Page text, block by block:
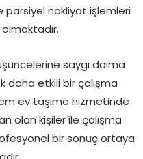
nakliyat işlemleri
saygı daima
daha etkili bir çalışma
ev taşıma hizmetinde
olan kişiler ile çalışma
bir sonuç ortaya